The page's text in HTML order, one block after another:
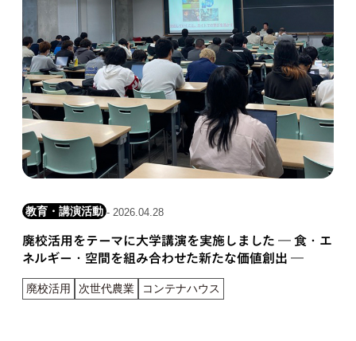
教育・講演活動 - 2026.04.28
廃校活用をテーマに大学講演を実施しました ― 食・エ
ネルギー・空間を組み合わせた新たな価値創出 ―
廃校活用 次世代農業 コンテナハウス